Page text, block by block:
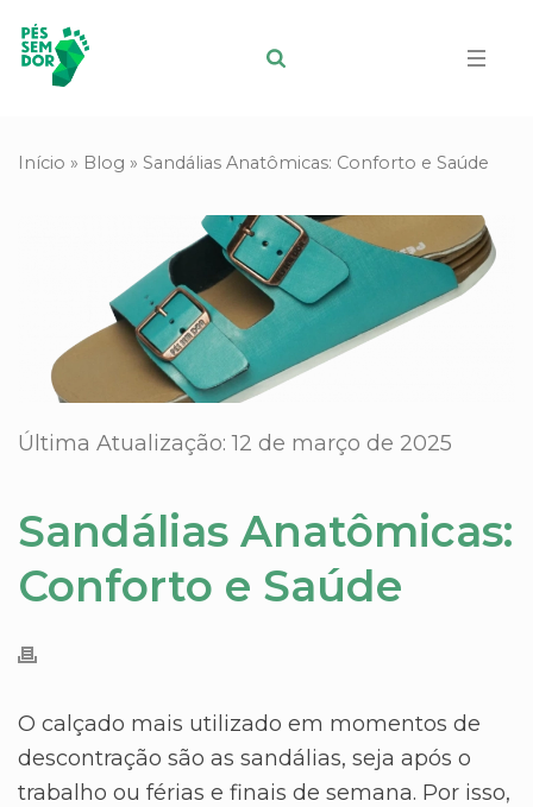
Início » Blog » Sandálias Anatômicas: Conforto e Saúde
Última Atualização: 12 de março de 2025
Sandálias Anatômicas:
Conforto e Saúde
O calçado mais utilizado em momentos de
descontração são as sandálias, seja após o
trabalho ou férias e finais de semana. Por isso,